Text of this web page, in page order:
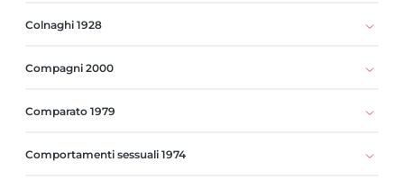
Colnaghi 1928
Compagni 2000
Comparato 1979
Comportamenti sessuali 1974